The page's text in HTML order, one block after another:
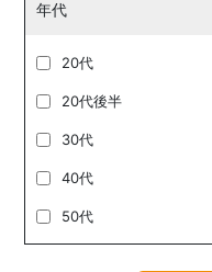
年代
20代
20代後半
30代
40代
50代